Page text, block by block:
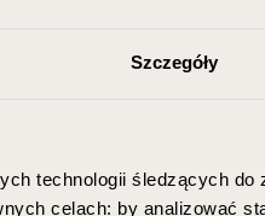
Szczegóły
technologii śledzących do
celach: by analizować
shampoo for all
of hair porosity